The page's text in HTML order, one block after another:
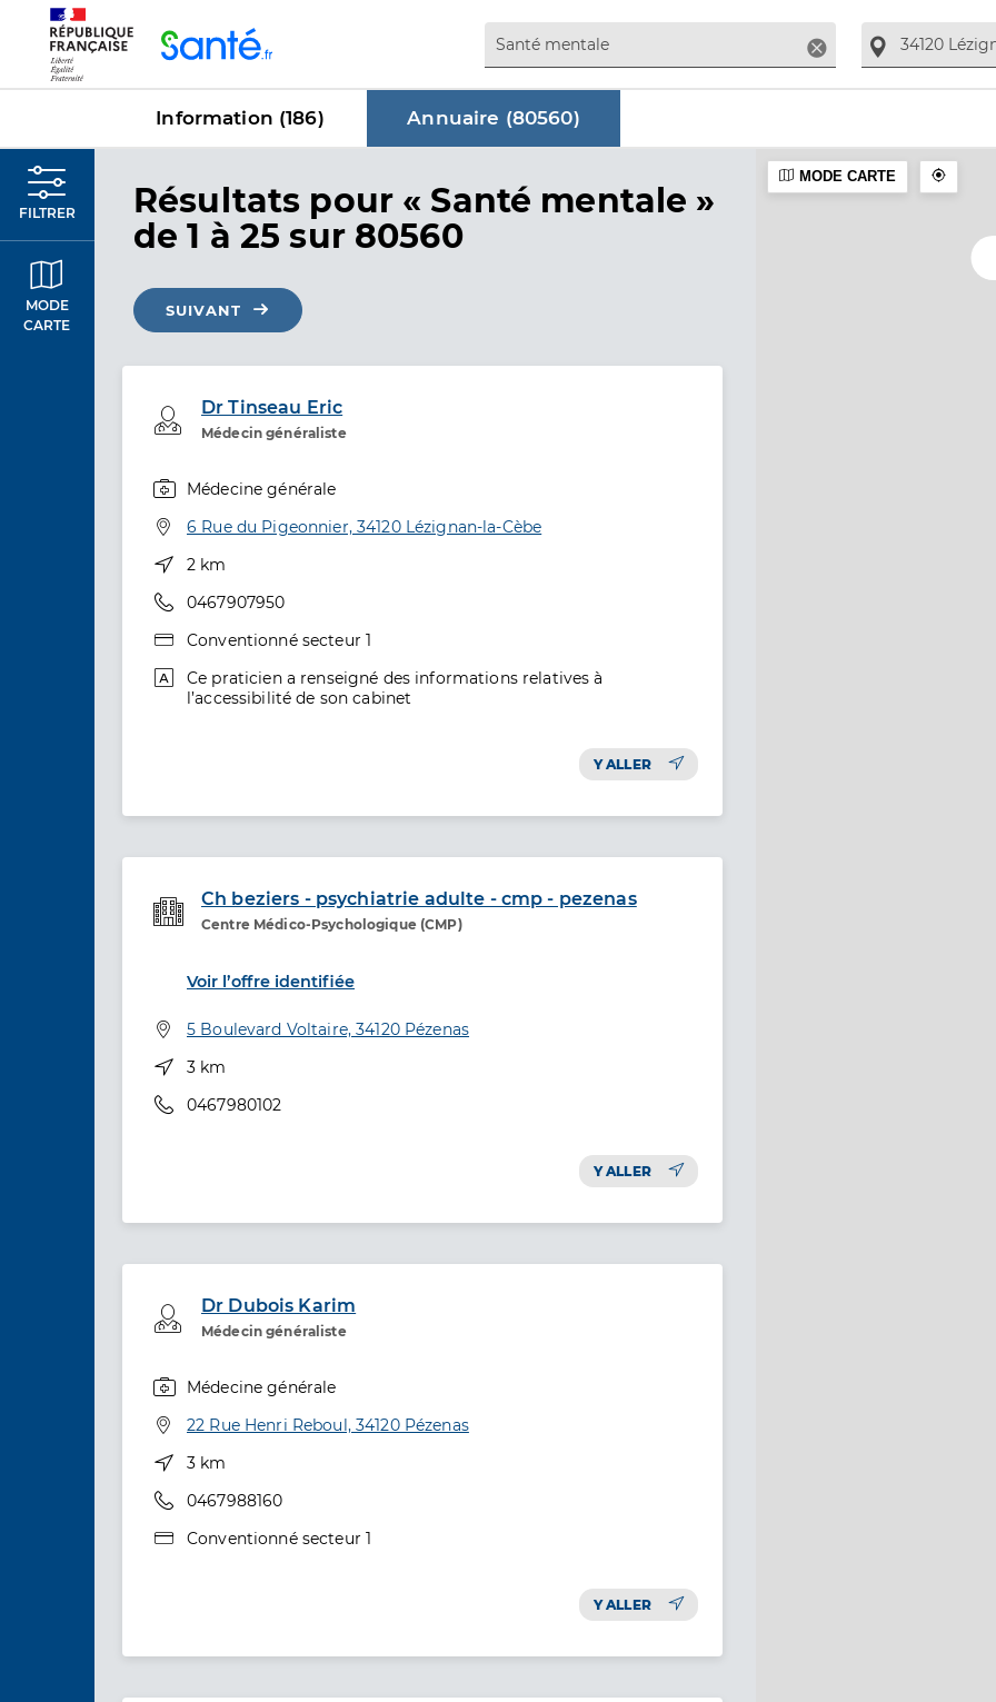
Supprimer
Information (186) Annuaire (80560)
FILTRER
MODE
CARTE
Résultats dans Annuaire
pour « Santé mentale »
de 1 à 25 sur 80560
SUIVANT
Dr Tinseau Eric
Médecin généraliste
Professionel de santé
Médecine générale
Adresse
6 Rue du Pigeonnier, 34120 Lézignan-la-Cèbe
Distance
2 km
Téléphone
0467907950
Type de convention
Conventionné secteur 1
informations relatives à l’accessibilité
Ce praticien a renseigné des informations relatives à
l’accessibilité de son cabinet
Y ALLER
Ch beziers - psychiatrie adulte - cmp - pezenas
Centre Médico-Psychologique (CMP)
Etablissement de soins
Voir l’offre identifiée
Adresse
5 Boulevard Voltaire, 34120 Pézenas
Distance
3 km
Téléphone
0467980102
Y ALLER
Dr Dubois Karim
Médecin généraliste
Professionel de santé
Médecine générale
Adresse
22 Rue Henri Reboul, 34120 Pézenas
Distance
3 km
Téléphone
0467988160
Type de convention
Conventionné secteur 1
Y ALLER
MODE CARTE
Panneau de gestion des cookies